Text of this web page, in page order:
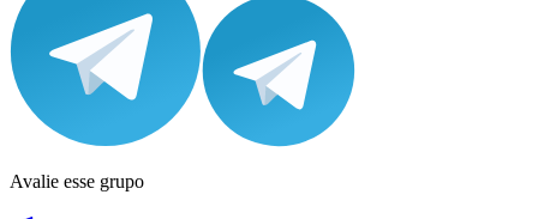
Avalie esse grupo